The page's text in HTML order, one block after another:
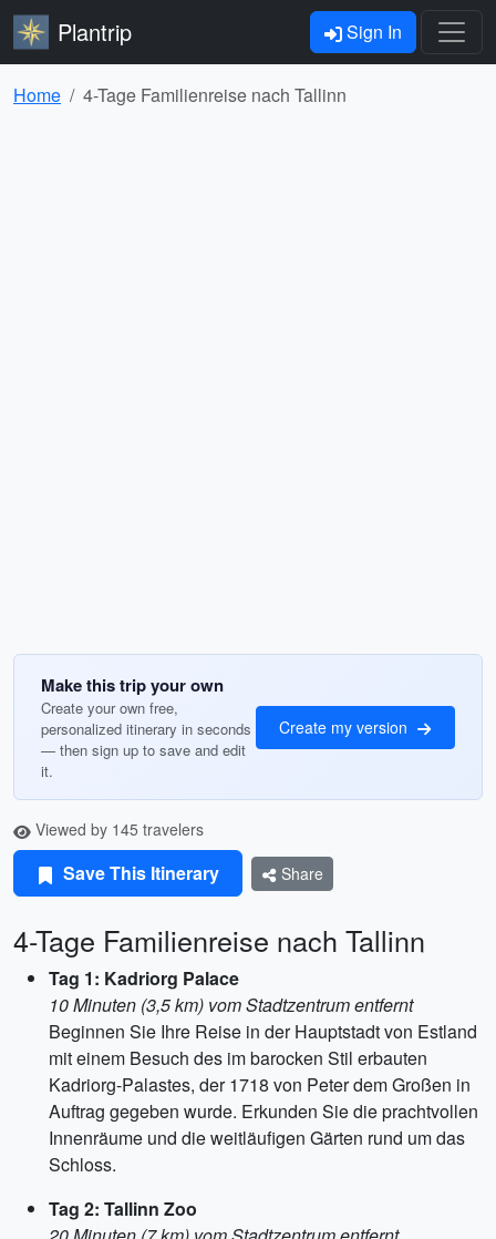
Plantrip Sign In
Home 4-Tage Familienreise nach Tallinn
Make this trip your own
Create your own free,
personalized itinerary in seconds
— then sign up to save and edit
it.
Create my version
Viewed by 145 travelers
Save This Itinerary Share
4-Tage Familienreise nach Tallinn
Tag 1: Kadriorg Palace
10 Minuten (3,5 km) vom Stadtzentrum entfernt
Beginnen Sie Ihre Reise in der Hauptstadt von Estland
mit einem Besuch des im barocken Stil erbauten
Kadriorg-Palastes, der 1718 von Peter dem Großen in
Auftrag gegeben wurde. Erkunden Sie die prachtvollen
Innenräume und die weitläufigen Gärten rund um das
Schloss.
Tag 2: Tallinn Zoo